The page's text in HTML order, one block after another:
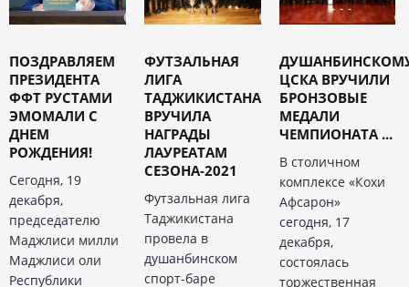
ПОЗДРАВЛЯЕМ
ПРЕЗИДЕНТА
ФФТ РУСТАМИ
ЭМОМАЛИ С
ДНЕМ
РОЖДЕНИЯ!
Сегодня, 19
декабря,
председателю
Маджлиси милли
Маджлиси оли
Республики
ФУТЗАЛЬНАЯ
ЛИГА
ТАДЖИКИСТАНА
ВРУЧИЛА
НАГРАДЫ
ЛАУРЕАТАМ
СЕЗОНА-2021
Футзальная лига
Таджикистана
провела в
душанбинском
спорт-баре
ЦСКА ВРУЧИЛИ
БРОНЗОВЫЕ
МЕДАЛИ
ЧЕМПИОНАТА ...
В столичном
комплексе «Кохи
Афсарон»
сегодня, 17
декабря,
состоялась
торжественная